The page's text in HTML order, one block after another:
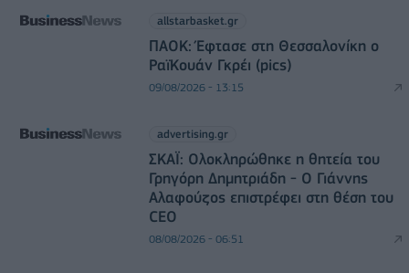
allstarbasket.gr
ΠΑΟΚ: Έφτασε στη Θεσσαλονίκη ο
ΡαϊΚουάν Γκρέι (pics)
09/08/2026 - 13:15
advertising.gr
ΣΚΑΪ: Ολοκληρώθηκε η θητεία του
Γρηγόρη Δημητριάδη - Ο Γιάννης
Αλαφούζος επιστρέφει στη θέση του
CEO
08/08/2026 - 06:51